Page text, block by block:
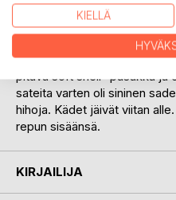
lämpöpatteria, sillä niiden
kostealta.
Matkavarustukseni oli
maastopuvunvärinen
pitävä soft shell- pusakka ja
sateita varten oli sininen
hihoja. Kädet jäivät viitan
repun sisäänsä.
KIRJAILIJA
KIELLÄ